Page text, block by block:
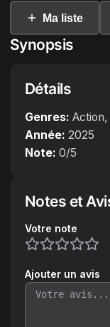
Ma liste
Synopsis
Détails
Genres:
Année: 2025
Note: 0/5
Notes et
Votre note
Ajouter un avis